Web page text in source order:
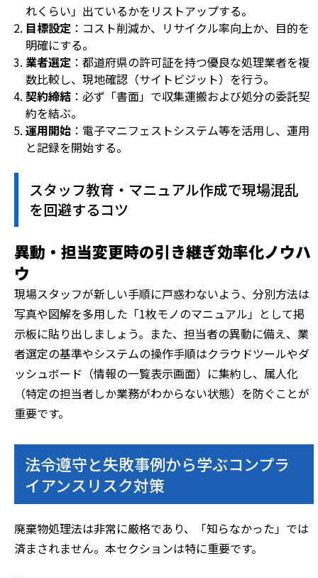
れくらい」出ているかをリストアップする。
目標設定 ：コスト削減か、リサイクル率向上か、目的を
明確にする。
業者選定 ：都道府県の許可証を持つ優良な処理業者を複
数比較し、現地確認（サイトビジット）を行う。
契約締結 ：必ず「書面」で収集運搬および処分の委託契
約を結ぶ。
運用開始 ：電子マニフェストシステム等を活用し、運用
と記録を開始する。
スタッフ教育・マニュアル作成で現場混乱
を回避するコツ
異動・担当変更時の引き継ぎ効率化ノウハ
ウ
現場スタッフが新しい手順に戸惑わないよう、分別方法は
写真や図解を多用した「1枚モノのマニュアル」として掲
示板に貼り出しましょう。また、担当者の異動に備え、業
者選定の基準やシステムの操作手順はクラウドツールやダ
ッシュボード（情報の一覧表示画面）に集約し、属人化
（特定の担当者しか業務がわからない状態）を防ぐことが
重要です。
法令遵守と失敗事例から学ぶコンプラ
イアンスリスク対策
廃棄物処理法は非常に厳格であり、「知らなかった」では
済まされません。本セクションは特に重要です。